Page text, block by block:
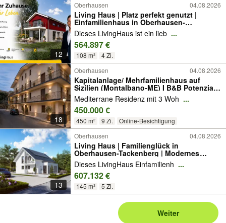
12
Oberhausen 04.08.2026
Living Haus | Platz perfekt genutzt |
Einfamilienhaus in Oberhausen-
Tackenberg | KfW 40 & QNG
Dieses LivingHaus ist ein lieb ...
564.897 €
108 m² 4 Zi.
18
Oberhausen 04.08.2026
Kapitalanlage/ Mehrfamilienhaus auf
Sizilien (Montalbano-ME) I B&B Potenzial I
3 Wohnungen I 450 qm
Mediterrane Residenz mit 3 Woh ...
450.000 €
450 m² 9 Zi. Online-Besichtigung
13
Oberhausen 04.08.2026
Living Haus | Familienglück in
Oberhausen-Tackenberg | Modernes
Einfamilienhaus | KfW 40 & QNG
Dieses LivingHaus Einfamilienh ...
607.132 €
145 m² 5 Zi.
Weiter